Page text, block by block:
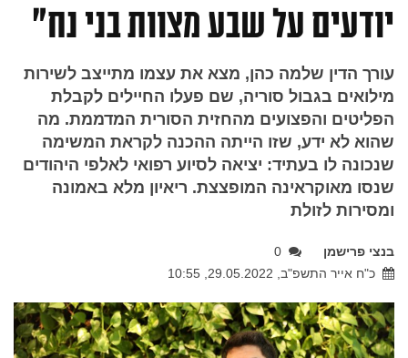
יודעים על שבע מצוות בני נח״
עורך הדין שלמה כהן, מצא את עצמו מתייצב לשירות
מילואים בגבול סוריה, שם פעלו החיילים לקבלת
הפליטים והפצועים מהחזית הסורית המדממת. מה
שהוא לא ידע, שזו הייתה ההכנה לקראת המשימה
שנכונה לו בעתיד: יציאה לסיוע רפואי לאלפי היהודים
שנסו מאוקראינה המופצצת. ריאיון מלא באמונה
ומסירות לזולת
בנצי פרישמן
0
כ"ח אייר התשפ"ב, 29.05.2022, 10:55